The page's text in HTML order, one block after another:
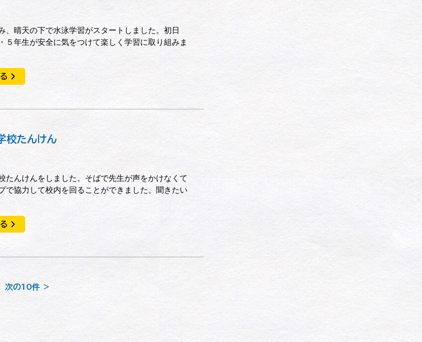
、晴天の下で水泳学習がスタートしました。初日
５年生が安全に気をつけて楽しく学習に取り組みま
校たんけん
たんけんをしました。そばで先生が声をかけなくて
で協力して校内を回ることができました。聞きたい
次の10件 ＞